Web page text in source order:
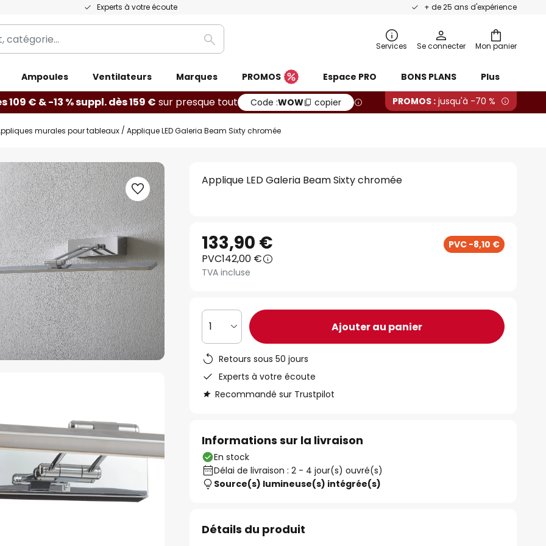
Experts à votre écoute + de 25 ans d'expérience
Mon panier
Rechercher Services Se connecter
Ampoules Ventilateurs Marques PROMOS Espace PRO BONS PLANS Plus
109 € & -13 % suppl. dès 159 € sur presque tout Code :WOW copier PROMOS : jusqu'à -70 %
murales pour tableaux Applique LED Galeria Beam Sixty chromée
Applique LED Galeria Beam Sixty chromée
133,90 € PVC -8,10 €
PVC142,00 €
TVA incluse
1 Ajouter au panier
Retours sous 50 jours
Experts à votre écoute
Recommandé sur Trustpilot
Informations sur la livraison
En stock
Délai de livraison : 2 - 4 jour(s) ouvré(s)
Source(s) lumineuse(s) intégrée(s)
Détails du produit